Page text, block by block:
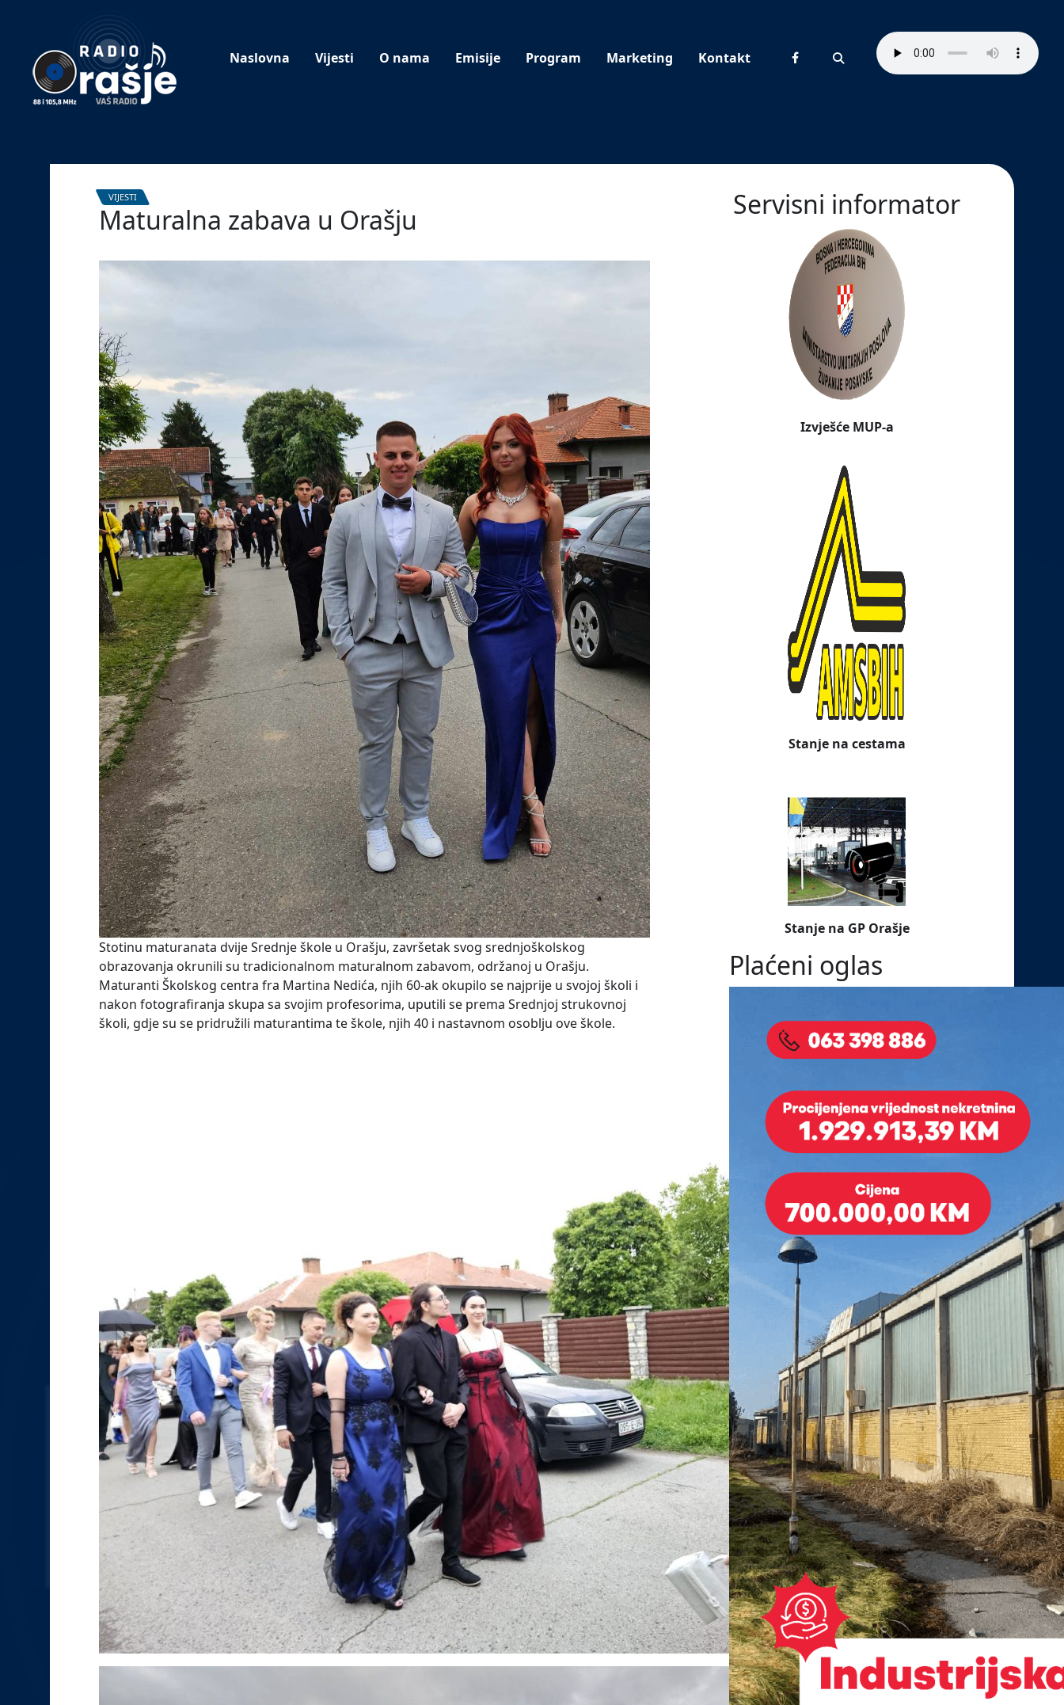
website!
Naslovna Vijesti O nama Emisije Program Marketing Kontakt
VIJESTI
Maturalna zabava u Orašju
Stotinu maturanata dvije Srednje škole u Orašju, završetak svog srednjoškolskog
obrazovanja okrunili su tradicionalnom maturalnom zabavom, održanoj u Orašju.
Maturanti Školskog centra fra Martina Nedića, njih 60-ak okupilo se najprije u svojoj školi i
nakon fotografiranja skupa sa svojim profesorima, uputili se prema Srednjoj strukovnoj
školi, gdje su se pridružili maturantima te škole, njih 40 i nastavnom osoblju ove škole.
Servisni informator
Izvješće MUP-a
Stanje na cestama
Stanje na GP Orašje
Plaćeni oglas